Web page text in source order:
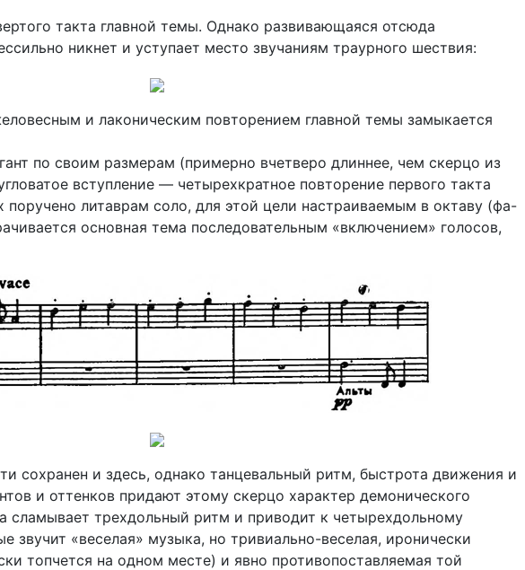
такта главной темы. Однако развивающаяся отсюда
никнет и уступает место звучаниям траурного шествия:
и лаконическим повторением главной темы замыкается
по своим размерам (примерно вчетверо длиннее, чем скерцо из
вступление — четырехкратное повторение первого такта
поручено литаврам соло, для этой цели настраиваемым в октаву (фа-
основная тема последовательным «включением» голосов,
сохранен и здесь, однако танцевальный ритм, быстрота движения и
и оттенков придают этому скерцо характер демонического
сламывает трехдольный ритм и приводит к четырехдольному
звучит «веселая» музыка, но тривиально-веселая, иронически
топчется на одном месте) и явно противопоставляемая той